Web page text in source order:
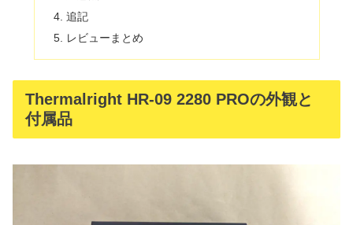
追記
レビューまとめ
Thermalright HR-09 2280 PROの外観と
付属品